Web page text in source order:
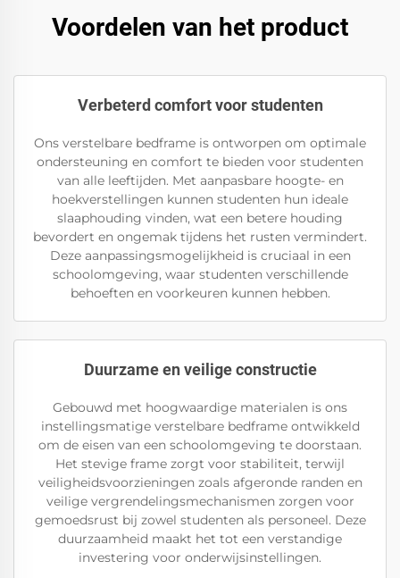
Voordelen van het product
Verbeterd comfort voor studenten
Ons verstelbare bedframe is ontworpen om optimale
ondersteuning en comfort te bieden voor studenten
van alle leeftijden. Met aanpasbare hoogte- en
hoekverstellingen kunnen studenten hun ideale
slaaphouding vinden, wat een betere houding
bevordert en ongemak tijdens het rusten vermindert.
Deze aanpassingsmogelijkheid is cruciaal in een
schoolomgeving, waar studenten verschillende
behoeften en voorkeuren kunnen hebben.
Duurzame en veilige constructie
Gebouwd met hoogwaardige materialen is ons
instellingsmatige verstelbare bedframe ontwikkeld
om de eisen van een schoolomgeving te doorstaan.
Het stevige frame zorgt voor stabiliteit, terwijl
veiligheidsvoorzieningen zoals afgeronde randen en
veilige vergrendelingsmechanismen zorgen voor
gemoedsrust bij zowel studenten als personeel. Deze
duurzaamheid maakt het tot een verstandige
investering voor onderwijsinstellingen.